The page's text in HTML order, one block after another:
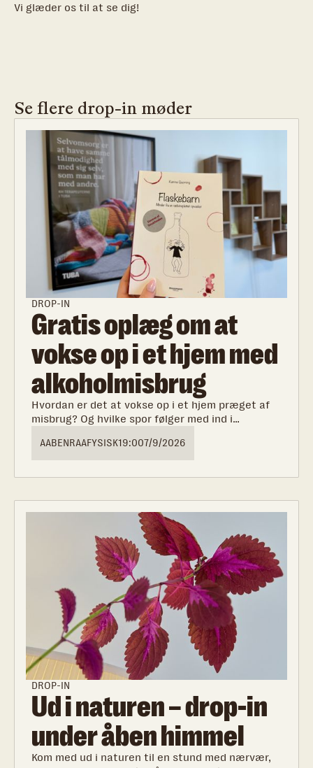
Vi glæder os til at se dig!
Se flere drop-in møder
DROP-IN
Gratis oplæg om at
vokse op i et hjem med
alkoholmisbrug
Hvordan er det at vokse op i et hjem præget af
misbrug? Og hvilke spor følger med ind i
tankevækkende oplæg med Katrine Quorning om
stofmisbrug.
AABENRAAFYSISK19:007/9/2026
DROP-IN
Ud i naturen – drop-in
under åben himmel
Kom med ud i naturen til en stund med nærvær,